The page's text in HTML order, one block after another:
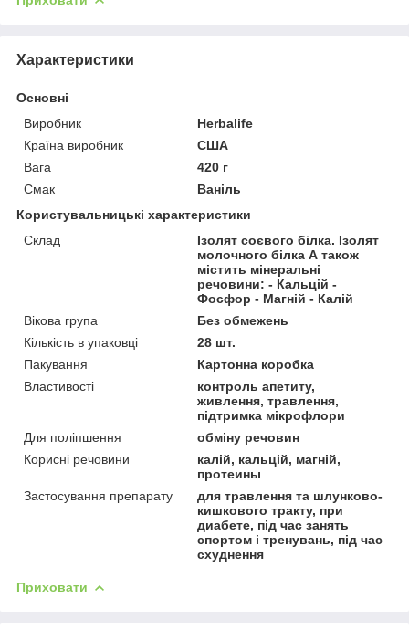
Характеристики
Основні
Виробник
Herbalife
Країна виробник
США
Вага
420 г
Смак
Ваніль
Користувальницькі характеристики
Склад
Ізолят соєвого білка. Ізолят
молочного білка А також
містить мінеральні
речовини: - Кальцій -
Фосфор - Магній - Калій
Вікова група
Без обмежень
Кількість в упаковці
28 шт.
Пакування
Картонна коробка
Властивості
контроль апетиту,
живлення, травлення,
підтримка мікрофлори
Для поліпшення
обміну речовин
Корисні речовини
калій, кальцій, магній,
протеины
Застосування препарату
для травлення та шлунково-
кишкового тракту, при
диабете, під час занять
спортом і тренувань, під час
схуднення
Приховати